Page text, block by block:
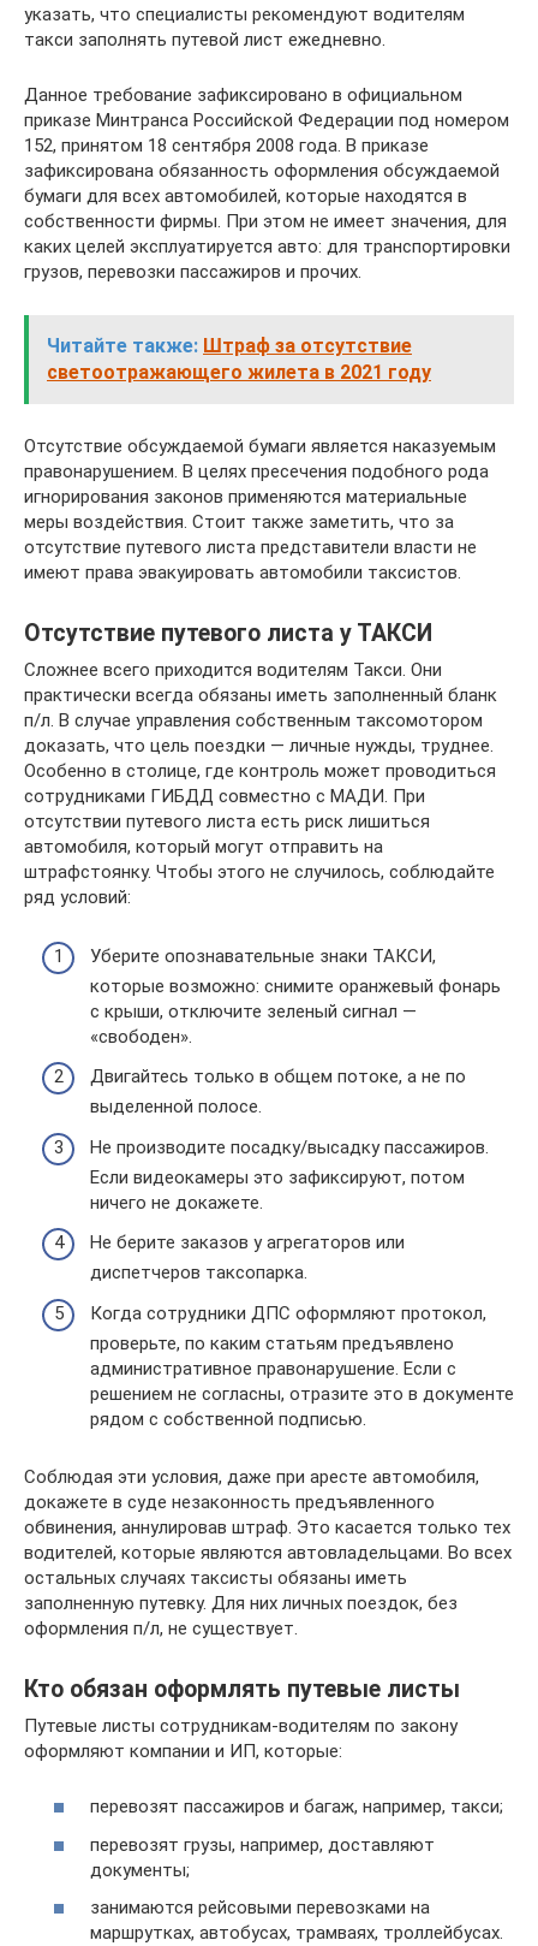
указать, что специалисты рекомендуют водителям
такси заполнять путевой лист ежедневно.
Данное требование зафиксировано в официальном
приказе Минтранса Российской Федерации под номером
152, принятом 18 сентября 2008 года. В приказе
зафиксирована обязанность оформления обсуждаемой
бумаги для всех автомобилей, которые находятся в
собственности фирмы. При этом не имеет значения, для
каких целей эксплуатируется авто: для транспортировки
грузов, перевозки пассажиров и прочих.
Читайте также: Штраф за отсутствие
светоотражающего жилета в 2021 году
Отсутствие обсуждаемой бумаги является наказуемым
правонарушением. В целях пресечения подобного рода
игнорирования законов применяются материальные
меры воздействия. Стоит также заметить, что за
отсутствие путевого листа представители власти не
имеют права эвакуировать автомобили таксистов.
Отсутствие путевого листа у ТАКСИ
Сложнее всего приходится водителям Такси. Они
практически всегда обязаны иметь заполненный бланк
п/л. В случае управления собственным таксомотором
доказать, что цель поездки — личные нужды, труднее.
Особенно в столице, где контроль может проводиться
сотрудниками ГИБДД совместно с МАДИ. При
отсутствии путевого листа есть риск лишиться
автомобиля, который могут отправить на
штрафстоянку. Чтобы этого не случилось, соблюдайте
ряд условий:
Уберите опознавательные знаки ТАКСИ,
которые возможно: снимите оранжевый фонарь
с крыши, отключите зеленый сигнал —
«свободен».
Двигайтесь только в общем потоке, а не по
выделенной полосе.
Не производите посадку/высадку пассажиров.
Если видеокамеры это зафиксируют, потом
ничего не докажете.
Не берите заказов у агрегаторов или
диспетчеров таксопарка.
Когда сотрудники ДПС оформляют протокол,
проверьте, по каким статьям предъявлено
административное правонарушение. Если с
решением не согласны, отразите это в документе
рядом с собственной подписью.
Соблюдая эти условия, даже при аресте автомобиля,
докажете в суде незаконность предъявленного
обвинения, аннулировав штраф. Это касается только тех
водителей, которые являются автовладельцами. Во всех
остальных случаях таксисты обязаны иметь
заполненную путевку. Для них личных поездок, без
оформления п/л, не существует.
Кто обязан оформлять путевые листы
Путевые листы сотрудникам-водителям по закону
оформляют компании и ИП, которые:
перевозят пассажиров и багаж, например, такси;
перевозят грузы, например, доставляют
документы;
занимаются рейсовыми перевозками на
маршрутках, автобусах, трамваях, троллейбусах.